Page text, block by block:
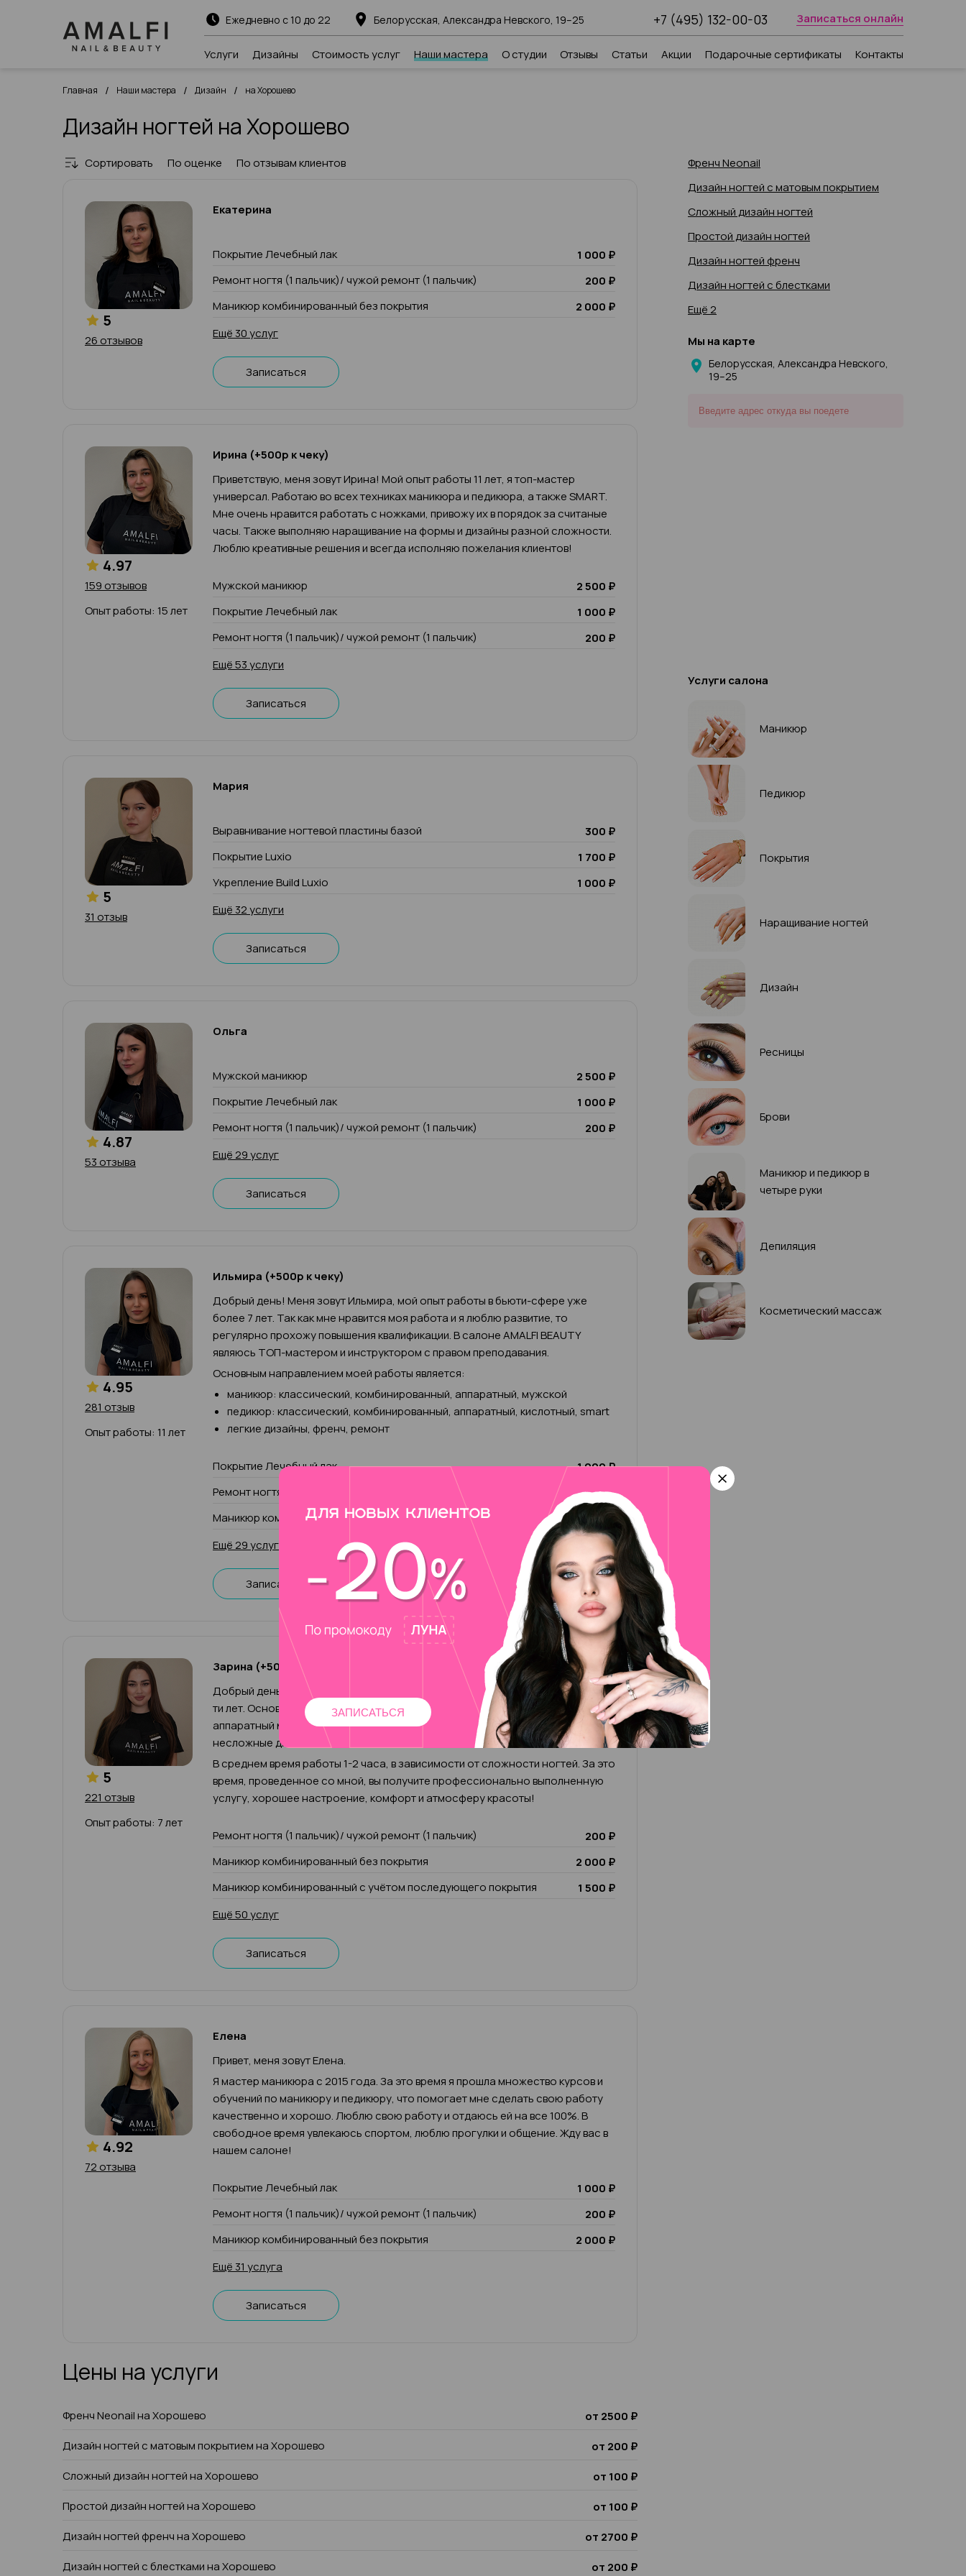
Ежедневно с 10 до 22 Белорусская, Александра Невского, 19–25 +7 (495) 132-00-03 Записаться онлайн
Услуги Дизайны Стоимость услуг Наши мастера О студии Отзывы Статьи Акции Подарочные сертификаты Контакты
Главная / Наши мастера / Дизайн / на Хорошево
Дизайн ногтей на Хорошево
Сортировать По оценке По отзывам клиентов
5
26 отзывов
Екатерина
Покрытие Лечебный лак
1 000 ₽
Ремонт ногтя (1 пальчик)/ чужой ремонт (1 пальчик)
200 ₽
Маникюр комбинированный без покрытия
2 000 ₽
Ещё 30 услуг
Записаться
4.97
159 отзывов
Опыт работы: 15 лет
Ирина (+500р к чеку)
Приветствую, меня зовут Ирина! Мой опыт работы 11 лет, я топ-мастер
универсал. Работаю во всех техниках маникюра и педикюра, а также SMART.
Мне очень нравится работать с ножками, привожу их в порядок за считаные
часы. Также выполняю наращивание на формы и дизайны разной сложности.
Люблю креативные решения и всегда исполняю пожелания клиентов!
Мужской маникюр
2 500 ₽
Покрытие Лечебный лак
1 000 ₽
Ремонт ногтя (1 пальчик)/ чужой ремонт (1 пальчик)
200 ₽
Ещё 53 услуги
Записаться
5
31 отзыв
Мария
Выравнивание ногтевой пластины базой
300 ₽
Покрытие Luxio
1 700 ₽
Укрепление Build Luxio
1 000 ₽
Ещё 32 услуги
Записаться
4.87
53 отзыва
Ольга
Мужской маникюр
2 500 ₽
Покрытие Лечебный лак
1 000 ₽
Ремонт ногтя (1 пальчик)/ чужой ремонт (1 пальчик)
200 ₽
Ещё 29 услуг
Записаться
4.95
281 отзыв
Опыт работы: 11 лет
Ильмира (+500р к чеку)
Добрый день! Меня зовут Ильмира, мой опыт работы в бьюти-сфере уже
более 7 лет. Так как мне нравится моя работа и я люблю развитие, то
регулярно прохожу повышения квалификации. В салоне AMALFI BEAUTY
являюсь ТОП-мастером и инструктором с правом преподавания.
Основным направлением моей работы является:
маникюр: классический, комбинированный, аппаратный, мужской
педикюр: классический, комбинированный, аппаратный, кислотный, smart
легкие дизайны, френч, ремонт
Покрытие Лечебный лак
1 000 ₽
Ремонт ногтя (1 пальчик)/ чужой ремонт (1 пальчик)
200 ₽
Маникюр комбинированный без покрытия
2 000 ₽
Ещё 29 услуг
Записаться
5
221 отзыв
Опыт работы: 7 лет
Зарина (+500р к чеку)
Добрый день! Меня зовут Зарина. Мой опыт работы в бьюти-сфере более 5-
ти лет. Основными направлениями работы являются: комбинированный и
аппаратный маникюр, наращивание, педикюр, покрытие под кутикулу,
несложные дизайны.
В среднем время работы 1-2 часа, в зависимости от сложности ногтей. За это
время, проведенное со мной, вы получите профессионально выполненную
услугу, хорошее настроение, комфорт и атмосферу красоты!
Ремонт ногтя (1 пальчик)/ чужой ремонт (1 пальчик)
200 ₽
Маникюр комбинированный без покрытия
2 000 ₽
Маникюр комбинированный с учётом последующего покрытия
1 500 ₽
Ещё 50 услуг
Записаться
4.92
72 отзыва
Елена
Привет, меня зовут Елена.
Я мастер маникюра с 2015 года. За это время я прошла множество курсов и
обучений по маникюру и педикюру, что помогает мне сделать свою работу
качественно и хорошо. Люблю свою работу и отдаюсь ей на все 100%. В
свободное время увлекаюсь спортом, люблю прогулки и общение. Жду вас в
нашем салоне!
Покрытие Лечебный лак
1 000 ₽
Ремонт ногтя (1 пальчик)/ чужой ремонт (1 пальчик)
200 ₽
Маникюр комбинированный без покрытия
2 000 ₽
Ещё 31 услуга
Записаться
Цены на услуги
Френч Neonail на Хорошево
от 2500 ₽
Дизайн ногтей с матовым покрытием на Хорошево
от 200 ₽
Сложный дизайн ногтей на Хорошево
от 100 ₽
Простой дизайн ногтей на Хорошево
от 100 ₽
Дизайн ногтей френч на Хорошево
от 2700 ₽
Дизайн ногтей с блестками на Хорошево
от 200 ₽
Френч Neonail
Дизайн ногтей с матовым покрытием
Сложный дизайн ногтей
Простой дизайн ногтей
Дизайн ногтей френч
Дизайн ногтей с блестками
Ещё 2
Мы на карте
Белорусская, Александра Невского,
19–25
Услуги салона
Маникюр
Педикюр
Покрытия
Наращивание ногтей
Дизайн
Ресницы
Брови
Маникюр и педикюр в
четыре руки
Депиляция
Косметический массаж
ЗАПИСАТЬСЯ